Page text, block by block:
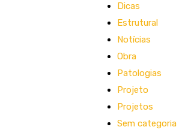
Dicas
Estrutural
Notícias
Obra
Patologias
Projeto
Projetos
Sem categoria